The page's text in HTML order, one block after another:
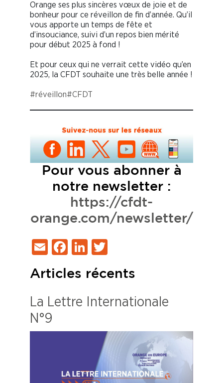
Orange ses plus sincères vœux de joie et de
bonheur pour ce réveillon de fin d’année. Qu’il
vous apporte un temps de fête et
d’insouciance, suivi d’un repos bien mérité
pour début 2025 à fond !
Et pour ceux qui ne verrait cette vidéo qu’en
2025, la CFDT souhaite une très belle année !
#réveillon#CFDT
Pour vous abonner à
notre newsletter :
https://cfdt-
orange.com/newsletter/
EmailFacebook
LinkedIn
Articles récents
La Lettre Internationale
N°9